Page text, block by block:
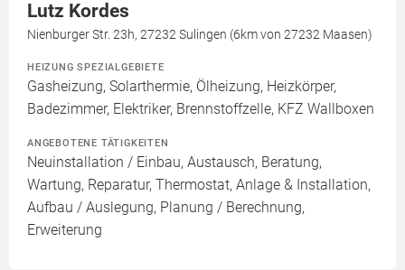
Lutz Kordes
Nienburger Str. 23h, 27232 Sulingen (6km von 27232 Maasen)
HEIZUNG SPEZIALGEBIETE
Gasheizung, Solarthermie, Ölheizung, Heizkörper,
Badezimmer, Elektriker, Brennstoffzelle, KFZ Wallboxen
ANGEBOTENE TÄTIGKEITEN
Neuinstallation / Einbau, Austausch, Beratung,
Wartung, Reparatur, Thermostat, Anlage & Installation,
Aufbau / Auslegung, Planung / Berechnung,
Erweiterung